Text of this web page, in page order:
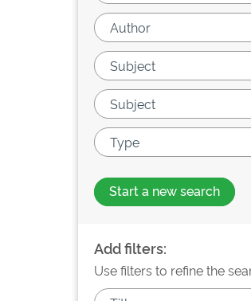
Start a new search
Add filters:
Use filters to refine the